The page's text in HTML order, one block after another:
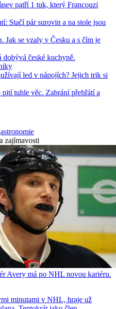
patří 1 tuk, který Francouzi
Stačí pár surovin a na stole jsou
Jak se vzaly v Česku a s čím je
české kuchyně.
led v nápojích? Jejich trik si
tuhle věc. Zabrání přehřátí a
zajímavosti
Avery má po NHL novou kariéru.
minutami v NHL, hraje už